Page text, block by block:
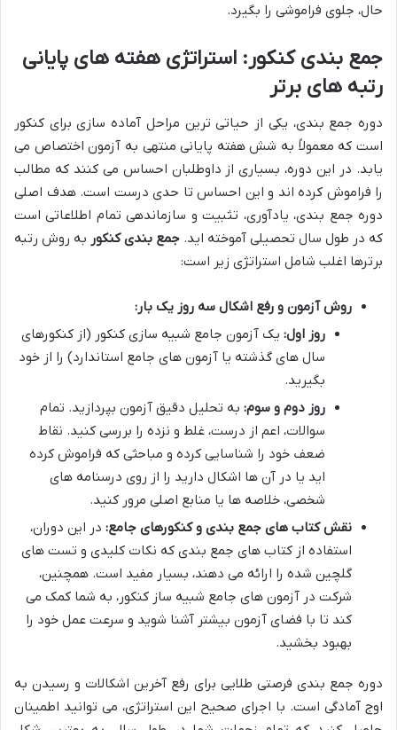
حال، جلوی فراموشی را بگیرد.
جمع بندی کنکور: استراتژی هفته های پایانی
رتبه های برتر
دوره جمع بندی، یکی از حیاتی ترین مراحل آماده سازی برای کنکور
است که معمولاً به شش هفته پایانی منتهی به آزمون اختصاص می
یابد. در این دوره، بسیاری از داوطلبان احساس می کنند که مطالب
را فراموش کرده اند و این احساس تا حدی درست است. هدف اصلی
دوره جمع بندی، یادآوری، تثبیت و سازماندهی تمام اطلاعاتی است
که در طول سال تحصیلی آموخته اید. جمع بندی کنکور به روش رتبه
برترها اغلب شامل استراتژی زیر است:
روش آزمون و رفع اشکال سه روز یک بار:
روز اول: یک آزمون جامع شبیه سازی کنکور (از کنکورهای
سال های گذشته یا آزمون های جامع استاندارد) را از خود
بگیرید.
روز دوم و سوم: به تحلیل دقیق آزمون بپردازید. تمام
سوالات، اعم از درست، غلط و نزده را بررسی کنید. نقاط
ضعف خود را شناسایی کرده و مباحثی که فراموش کرده
اید یا در آن ها اشکال دارید را از روی درسنامه های
شخصی، خلاصه ها یا منابع اصلی مرور کنید.
نقش کتاب های جمع بندی و کنکورهای جامع: در این دوران،
استفاده از کتاب های جمع بندی که نکات کلیدی و تست های
گلچین شده را ارائه می دهند، بسیار مفید است. همچنین،
شرکت در آزمون های جامع شبیه ساز کنکور، به شما کمک می
کند تا با فضای آزمون بیشتر آشنا شوید و سرعت عمل خود را
بهبود بخشید.
دوره جمع بندی فرصتی طلایی برای رفع آخرین اشکالات و رسیدن به
اوج آمادگی است. با اجرای صحیح این استراتژی، می توانید اطمینان